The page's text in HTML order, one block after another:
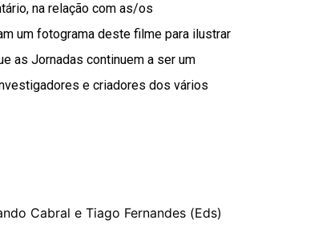
na relação com as/os
um fotograma deste filme para ilustrar
as Jornadas continuem a ser um
e criadores dos vários
Cabral e Tiago Fernandes (Eds)